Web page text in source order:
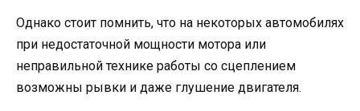
Однако стоит помнить, что на некоторых автомобилях
при недостаточной мощности мотора или
неправильной технике работы со сцеплением
возможны рывки и даже глушение двигателя.